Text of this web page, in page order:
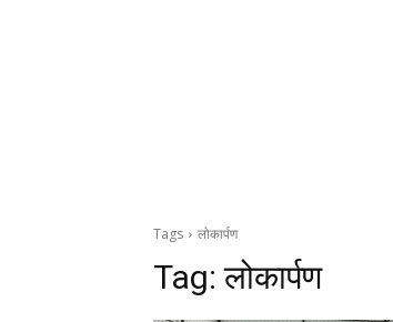
Tags लोकार्पण
Tag:लोकार्पण